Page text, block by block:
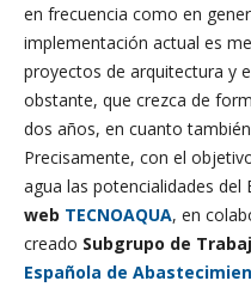
en frecuencia como en
implementación actual es
proyectos de arquitectura y
obstante, que crezca de
dos años, en cuanto
Precisamente, con el
agua las potencialidades del
web TECNOAQUA, en
creado Subgrupo de
Española de